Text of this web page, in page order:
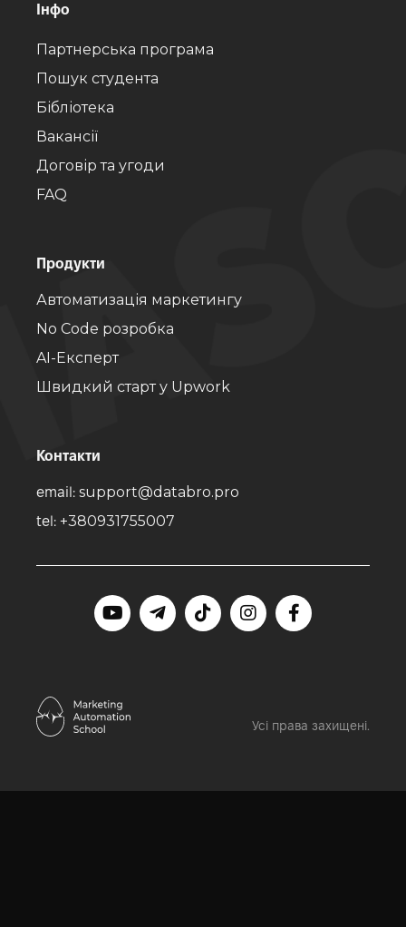
Інфо
Партнерська програма
Пошук студента
Бібліотека
Вакансії
Договір та угоди
FAQ
Продукти
Автоматизація маркетингу
No Code розробка
AI-Експерт
Швидкий старт у Upwork
Контакти
email: support@databro.pro
tel: +380931755007
Усі права захищені.